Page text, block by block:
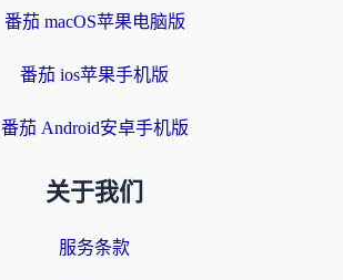
番茄 macOS苹果电脑版
番茄 ios苹果手机版
番茄 Android安卓手机版
关于我们
服务条款